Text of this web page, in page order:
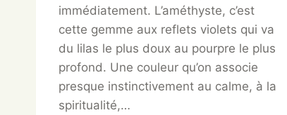
immédiatement. L’améthyste, c’est
cette gemme aux reflets violets qui va
du lilas le plus doux au pourpre le plus
profond. Une couleur qu’on associe
presque instinctivement au calme, à la
spiritualité,…